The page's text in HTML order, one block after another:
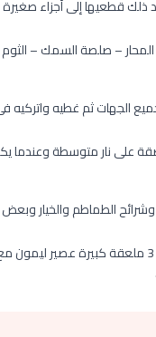
قطعيها إلى أجزاء صغيرة
– صلصة السمك –
الجهات ثم غطيه واتركيه
على نار متوسطة وعندما
الطماطم والخيار
ملاحظة لذيذة : لتحضير صلصة الغموس